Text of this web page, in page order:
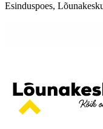
Esinduspoes,